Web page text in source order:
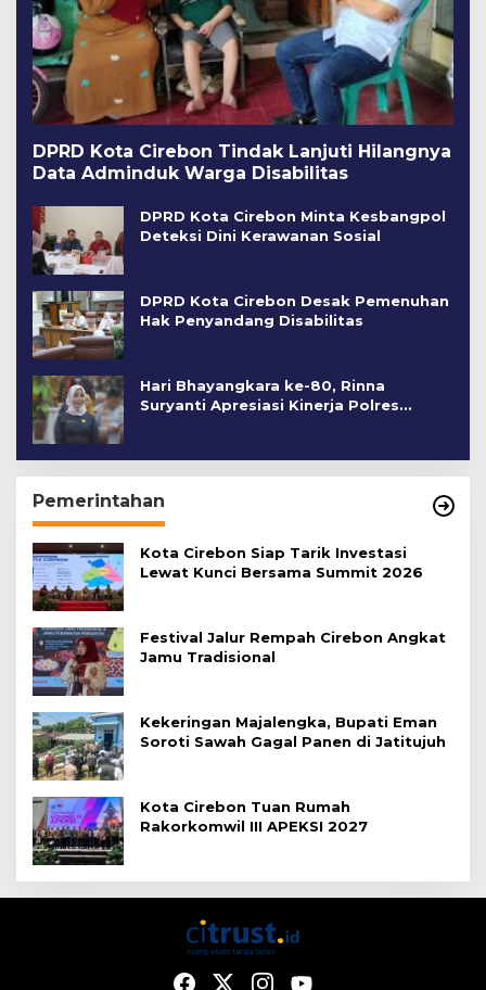
DPRD Kota Cirebon Tindak Lanjuti Hilangnya
Data Adminduk Warga Disabilitas
DPRD Kota Cirebon Minta Kesbangpol
Deteksi Dini Kerawanan Sosial
DPRD Kota Cirebon Desak Pemenuhan
Hak Penyandang Disabilitas
Hari Bhayangkara ke-80, Rinna
Suryanti Apresiasi Kinerja Polres
Pemerintahan
Kota Cirebon Siap Tarik Investasi
Lewat Kunci Bersama Summit 2026
Festival Jalur Rempah Cirebon Angkat
Jamu Tradisional
Kekeringan Majalengka, Bupati Eman
Soroti Sawah Gagal Panen di Jatitujuh
Kota Cirebon Tuan Rumah
Rakorkomwil III APEKSI 2027